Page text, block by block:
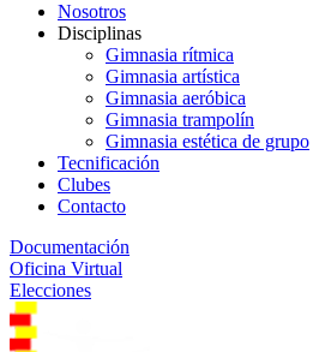
Nosotros
Disciplinas
Gimnasia rítmica
Gimnasia artística
Gimnasia aeróbica
Gimnasia trampolín
Gimnasia estética de grupo
Tecnificación
Clubes
Contacto
Documentación
Oficina Virtual
Elecciones